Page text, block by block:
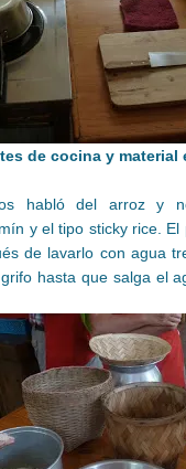
de cocina y material
habló del arroz y
y el tipo sticky rice. El
de lavarlo con agua
hasta que salga el